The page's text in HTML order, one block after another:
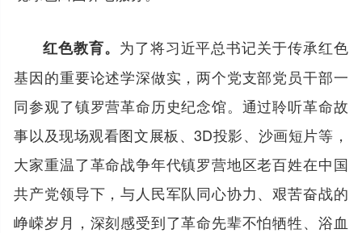
红色教育。 为了将习近平总书记关于传承红色
基因的重要论述学深做实，两个党支部党员干部一
同参观了镇罗营革命历史纪念馆。通过聆听革命故
事以及现场观看图文展板、3D投影、沙画短片等，
大家重温了革命战争年代镇罗营地区老百姓在中国
共产党领导下，与人民军队同心协力、艰苦奋战的
峥嵘岁月，深刻感受到了革命先辈不怕牺牲、浴血